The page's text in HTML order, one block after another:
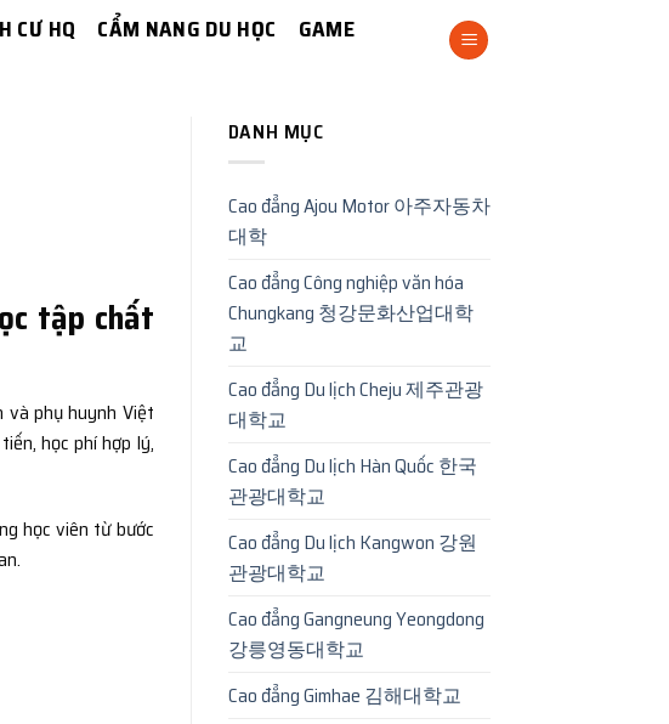
CƯ HQ CẨM NANG DU HỌC GAME
tập chất
và phụ huynh Việt
học phí hợp lý,
học viên từ bước
DANH MỤC
Cao đẳng Ajou Motor 아주자동차
대학
Cao đẳng Công nghiệp văn hóa
Chungkang 청강문화산업대학
교
Cao đẳng Du lịch Cheju 제주관광
대학교
Cao đẳng Du lịch Hàn Quốc 한국
관광대학교
Cao đẳng Du lịch Kangwon 강원
관광대학교
Cao đẳng Gangneung Yeongdong
강릉영동대학교
Cao đẳng Gimhae 김해대학교